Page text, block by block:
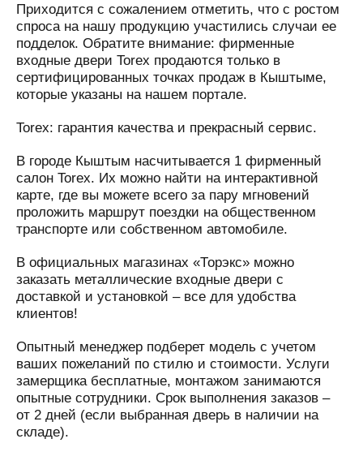
Приходится с сожалением отметить, что с ростом
спроса на нашу продукцию участились случаи ее
подделок. Обратите внимание: фирменные
входные двери Torex продаются только в
сертифицированных точках продаж в Кыштыме,
которые указаны на нашем портале.
Torex: гарантия качества и прекрасный сервис.
В городе Кыштым насчитывается 1 фирменный
салон Torex. Их можно найти на интерактивной
карте, где вы можете всего за пару мгновений
проложить маршрут поездки на общественном
транспорте или собственном автомобиле.
В официальных магазинах «Торэкс» можно
заказать металлические входные двери с
доставкой и установкой – все для удобства
клиентов!
Опытный менеджер подберет модель с учетом
ваших пожеланий по стилю и стоимости. Услуги
замерщика бесплатные, монтажом занимаются
опытные сотрудники. Срок выполнения заказов –
от 2 дней (если выбранная дверь в наличии на
складе).